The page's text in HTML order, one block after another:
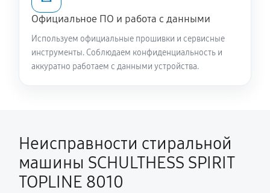
Ремонт аквастопа стиральной машины SCHULTHESS
SPIRIT TOPLINE 8010
1620 руб 60 минут
Замена шторок барабана
1580 руб 60 минут
Официальное ПО и работа с данными
Используем официальные прошивки и сервисные
инструменты. Соблюдаем конфиденциальность и
аккуратно работаем с данными устройства.
Неисправности стиральной
машины SCHULTHESS SPIRIT
TOPLINE 8010